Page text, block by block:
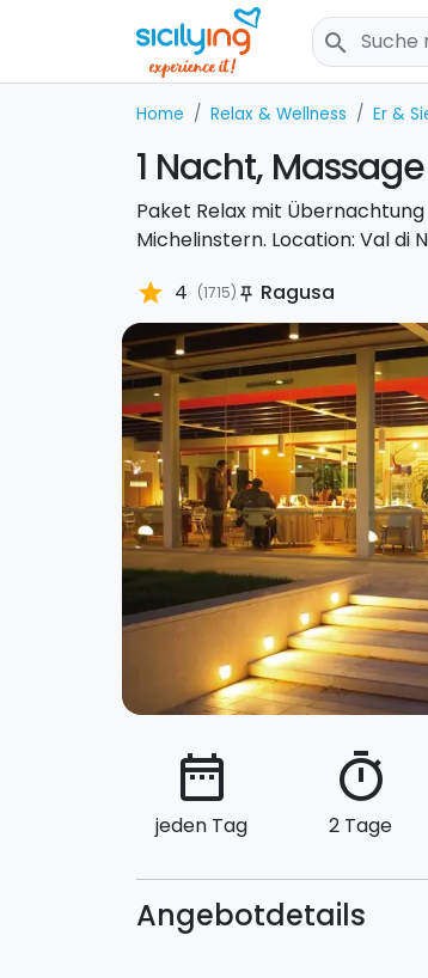
search
Home Relax & Wellness Er &
1 Nacht,
Paket Relax mit
Michelinstern. Location: Val di
star 4 (1715) push_pin Ragusa
date_range
jeden Tag
timer
2 Tage
Angebotdetails